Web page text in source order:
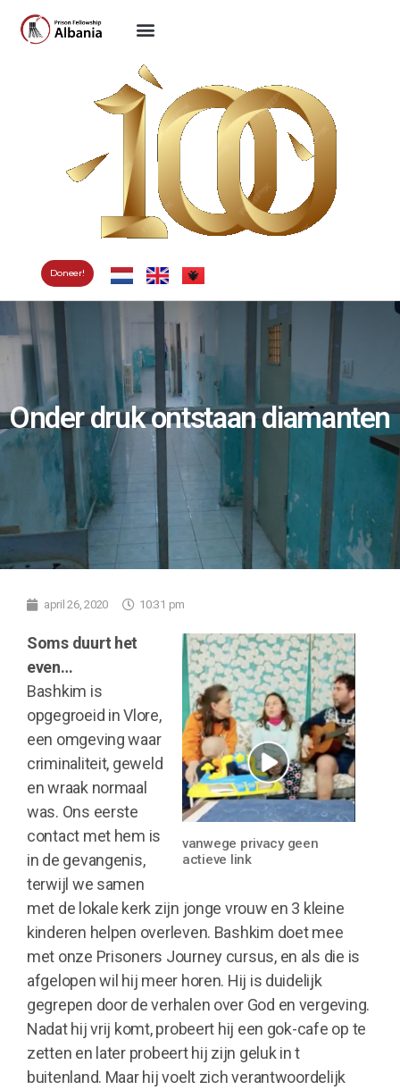
Doneer!
Onder druk ontstaan diamanten
april 26, 2020 10:31 pm
vanwege privacy geen
actieve link
Soms duurt het
even…
Bashkim is
opgegroeid in Vlore,
een omgeving waar
criminaliteit, geweld
en wraak normaal
was. Ons eerste
contact met hem is
in de gevangenis,
terwijl we samen
met de lokale kerk zijn jonge vrouw en 3 kleine
kinderen helpen overleven. Bashkim doet mee
met onze Prisoners Journey cursus, en als die is
afgelopen wil hij meer horen. Hij is duidelijk
gegrepen door de verhalen over God en vergeving.
Nadat hij vrij komt, probeert hij een gok-cafe op te
zetten en later probeert hij zijn geluk in t
buitenland. Maar hij voelt zich verantwoordelijk